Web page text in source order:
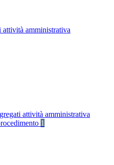
attività amministrativa
attività amministrativa
1